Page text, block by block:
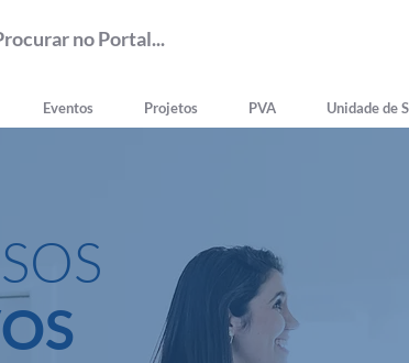
Eventos Projetos PVA Unidade de